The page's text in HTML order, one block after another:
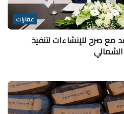
عقارات
مع صرح للإنشاءات لتنفيذ